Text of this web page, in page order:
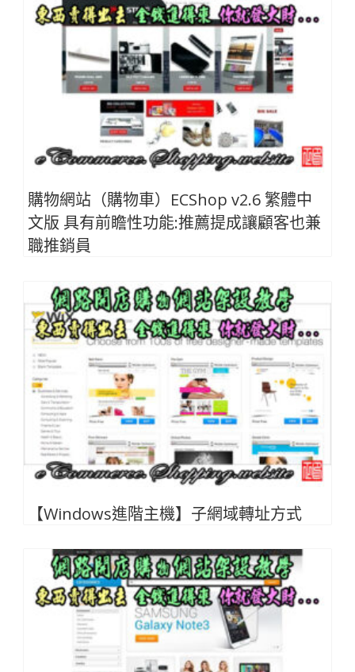
購物網站（購物車）ECShop v2.6 繁體中
文版 具有前瞻性功能:推薦提成讓顧客也兼
職推銷員
【Windows進階主機】子網域轉址方式